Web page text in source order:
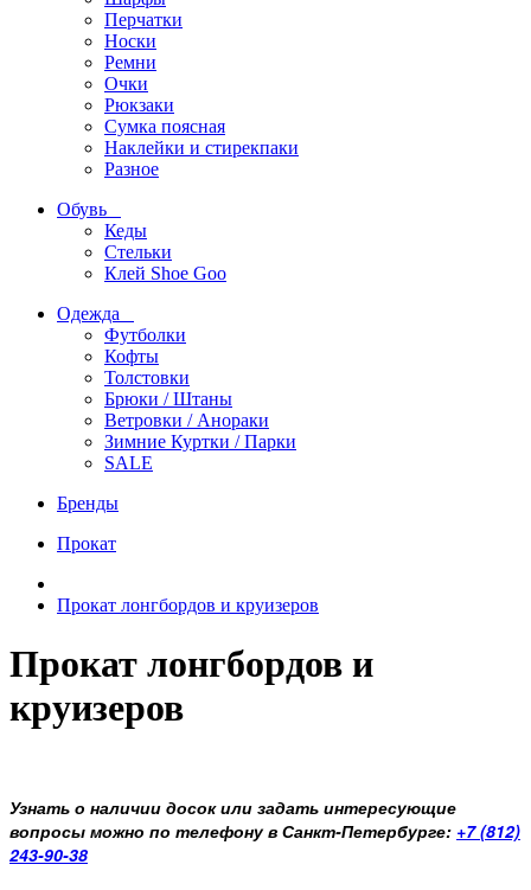
Перчатки
Носки
Ремни
Очки
Рюкзаки
Сумка поясная
Наклейки и стирекпаки
Разное
Обувь
Кеды
Стельки
Клей Shoe Goo
Одежда
Футболки
Кофты
Толстовки
Брюки / Штаны
Ветровки / Анораки
Зимние Куртки / Парки
SALE
Бренды
Прокат
Прокат лонгбордов и круизеров
Прокат лонгбордов и
круизеров
Узнать о наличии досок или задать интересующие
вопросы можно по телефону в Санкт-Петербурге: +7 (812)
243-90-38